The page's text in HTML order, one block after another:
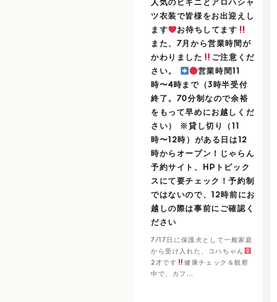
人気のビキニとアロハシャ
ツ衣装で皆様をお出迎えし
ます
お待ちしてます
また、7月から営業時間が
かわりました
ご注意くだ
さい。
営業時間11
時〜4時まで（3時半受付
終了。70分制なので余裕
をもって早めにお越しくだ
さい） ※貸し切り（11
時〜12時）がある日は12
時からオープン！じゃらん
予約サイト、HPトピック
スにて要チェック！予約制
ではないので、12時前にお
越しの際は事前にご確認く
ださい
7/17日に保護犬として一般家庭
から受け入れた、コハちゃん
2才です
健康チェック＆観察
中で、カフ...